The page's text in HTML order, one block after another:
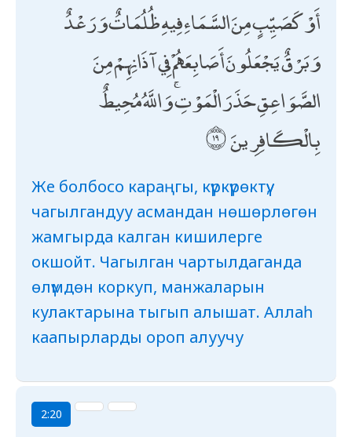
أَوْ كَصَيِّبٍ مِنَ السَّمَاءِ فِيهِ ظُلُمَاتٌ وَرَعْدٌ
وَبَرْقٌ يَجْعَلُونَ أَصَابِعَهُمْ فِي آذَانِهِمْ مِنَ
الصَّوَاعِقِ حَذَرَ الْمَوْتِ ۚ وَاللَّهُ مُحِيطٌ
بِالْكَافِرِينَ
Же болбосо караңгы, күркүрөктүү,
чагылгандуу асмандан нөшөрлөгөн
жамгырда калган кишилерге
окшойт. Чагылган чартылдаганда
өлүмдөн коркуп, манжаларын
кулактарына тыгып алышат. Аллаһ
каапырларды ороп алуучу
2:20